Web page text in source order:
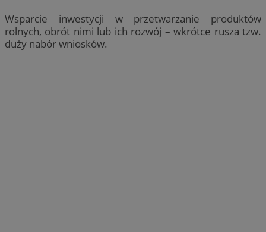
Wsparcie inwestycji w przetwarzanie produktów
rolnych, obrót nimi lub ich rozwój – wkrótce rusza tzw.
duży nabór wniosków.